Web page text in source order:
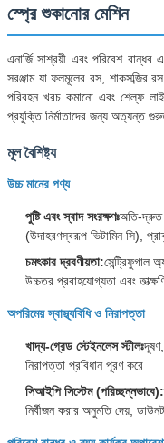
স্প্রে শুকানোর মেশিন
এনার্জি সাশ্রয়ী এবং পরিবেশ
সরঞ্জাম যা ফলমূলের রস, শাকসব্জির
পরিবহন খরচ কমানো এবং শেল্ফ
প্রযুক্তি নির্মাতাদের জন্য অত্যন্ত
মূল বৈশিষ্ট্য
উচ্চ মানের পণ্য
পুষ্টি এবং স্বাদ সংরক্ষণঃঅতি-দ্রুত
(উদাহরণস্বরূপ ভিটামিন সি),
চমৎকার দ্রবণীয়তা:সেন্ট্রিফুগাল
উচ্চতর প্রবাহযোগ্যতা এবং
অপরিমেয় স্বাস্থ্যবিধি ও নিরাপত্তা
খাদ্য-গ্রেড স্টেইনলেস স্টীলঃ
নিরাপত্তা প্রবিধান পূরণ করে
সিআইপি সিস্টেম (পরিচ্ছন্নভাবে):
নির্বীজন করার অনুমতি দেয়,